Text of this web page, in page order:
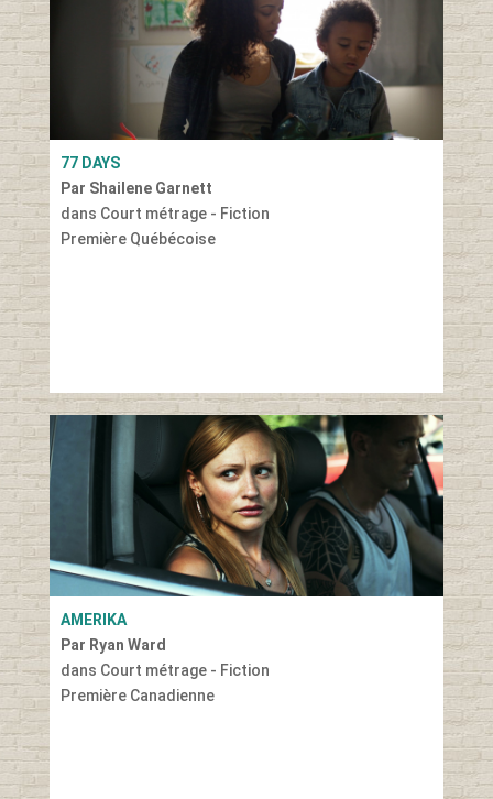
77 DAYS
Par Shailene Garnett
dans Court métrage - Fiction
Première Québécoise
AMERIKA
Par Ryan Ward
dans Court métrage - Fiction
Première Canadienne